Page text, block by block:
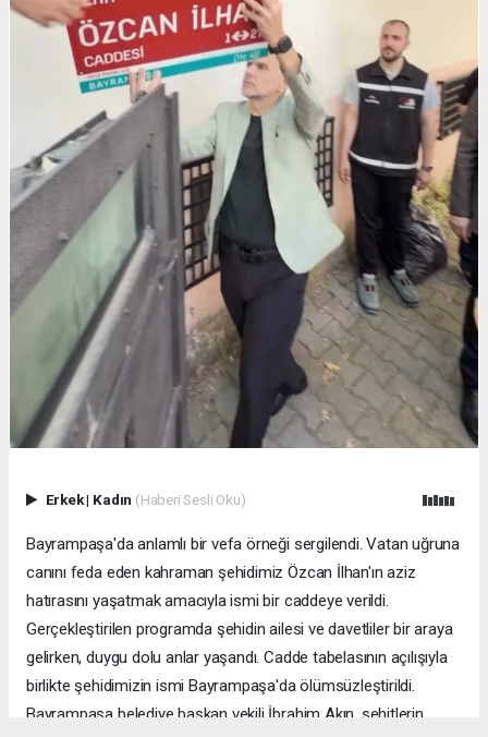
Erkek| Kadın (Haberi Sesli Oku)
Bayrampaşa'da anlamlı bir vefa örneği sergilendi. Vatan uğruna
canını feda eden kahraman şehidimiz Özcan İlhan'ın aziz
hatırasını yaşatmak amacıyla ismi bir caddeye verildi.
Gerçekleştirilen programda şehidin ailesi ve davetliler bir araya
gelirken, duygu dolu anlar yaşandı. Cadde tabelasının açılışıyla
birlikte şehidimizin ismi Bayrampaşa'da ölümsüzleştirildi.
Bayrampaşa belediye başkan vekili İbrahim Akın, şehitlerin